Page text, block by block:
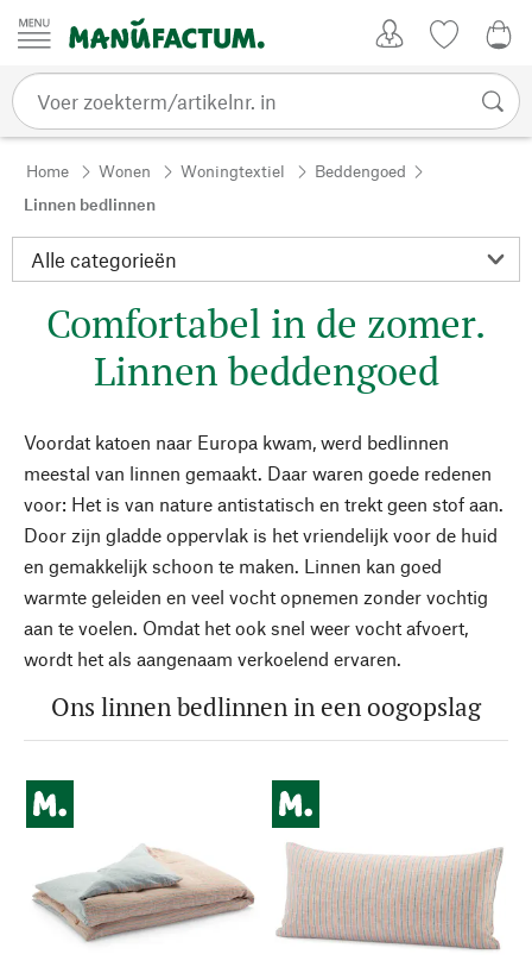
Passer au contenu
Home Wonen Woningtextiel
Beddengoed
Linnen bedlinnen
Comfortabel in de zomer.
Linnen beddengoed
Voordat katoen naar Europa kwam, werd bedlinnen
meestal van linnen gemaakt. Daar waren goede redenen
voor: Het is van nature antistatisch en trekt geen stof aan.
Door zijn gladde oppervlak is het vriendelijk voor de huid
en gemakkelijk schoon te maken. Linnen kan goed
warmte geleiden en veel vocht opnemen zonder vochtig
aan te voelen. Omdat het ook snel weer vocht afvoert,
wordt het als aangenaam verkoelend ervaren.
Ons linnen bedlinnen in een oogopslag